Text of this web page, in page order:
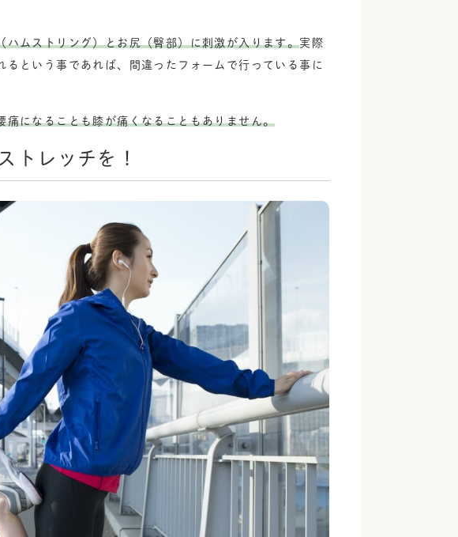
ハムストリング）とお尻（臀部）に刺激が入ります。実際
るという事であれば、間違ったフォームで行っている事に
痛になることも膝が痛くなることもありません。
トレッチを！